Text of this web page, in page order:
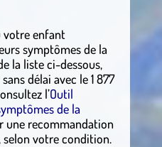
votre enfant
symptômes de la
la liste ci-dessous,
délai avec le 1 877
l’Outil
de la
une recommandation
selon votre condition.